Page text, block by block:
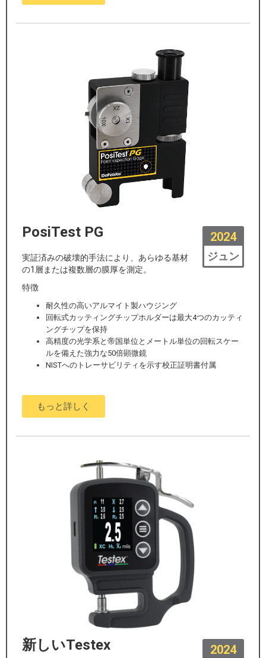
2024
ジュン
PosiTest PG
実証済みの破壊的手法により、あらゆる基材
の1層または複数層の膜厚を測定。
特徴
耐久性の高いアルマイト製ハウジング
回転式カッティングチップホルダーは最大4つのカッティ
ングチップを保持
高精度の光学系と帝国単位とメートル単位の回転スケー
ルを備えた強力な50倍顕微鏡
NISTへのトレーサビリティを示す校正証明書付属
もっと詳しく
2024
新しいTestex